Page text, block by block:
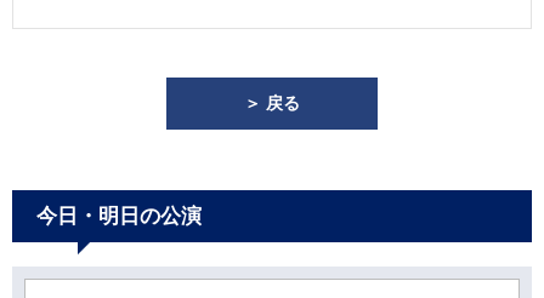
＞ 戻る
今日・明日の公演